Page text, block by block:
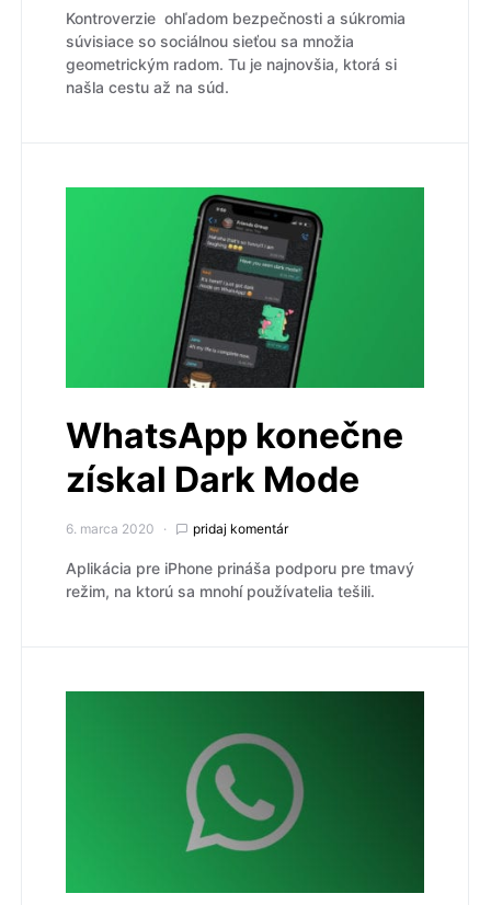
Kontroverzie ohľadom bezpečnosti a súkromia
súvisiace so sociálnou sieťou sa množia
geometrickým radom. Tu je najnovšia, ktorá si
našla cestu až na súd.
WhatsApp konečne
získal Dark Mode
6. marca 2020 pridaj komentár
Aplikácia pre iPhone prináša podporu pre tmavý
režim, na ktorú sa mnohí používatelia tešili.